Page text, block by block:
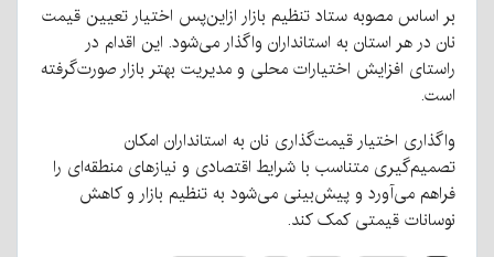
بر اساس مصوبه ستاد تنظیم بازار ازاین‌پس اختیار تعیین قیمت
نان در هر استان به استانداران واگذار می‌شود. این اقدام در
راستای افزایش اختیارات محلی و مدیریت بهتر بازار صورت‌گرفته
است.
واگذاری اختیار قیمت‌گذاری نان به استانداران امکان
تصمیم‌گیری متناسب با شرایط اقتصادی و نیازهای منطقه‌ای را
فراهم می‌آورد و پیش‌بینی می‌شود به تنظیم بازار و کاهش
نوسانات قیمتی کمک کند.